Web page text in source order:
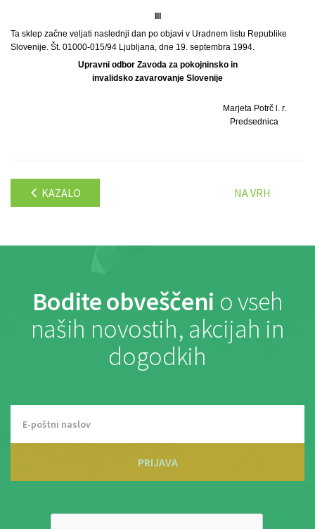
III
Ta sklep začne veljati naslednji dan po objavi v Uradnem listu Republike
Slovenije. Št. 01000-015/94 Ljubljana, dne 19. septembra 1994.
Upravni odbor Zavoda za pokojninsko in
invalidsko zavarovanje Slovenije
Marjeta Potrč l. r.
Predsednica
KAZALO NA VRH
Bodite obveščeni o vseh
naših novostih, akcijah in
dogodkih
PRIJAVA